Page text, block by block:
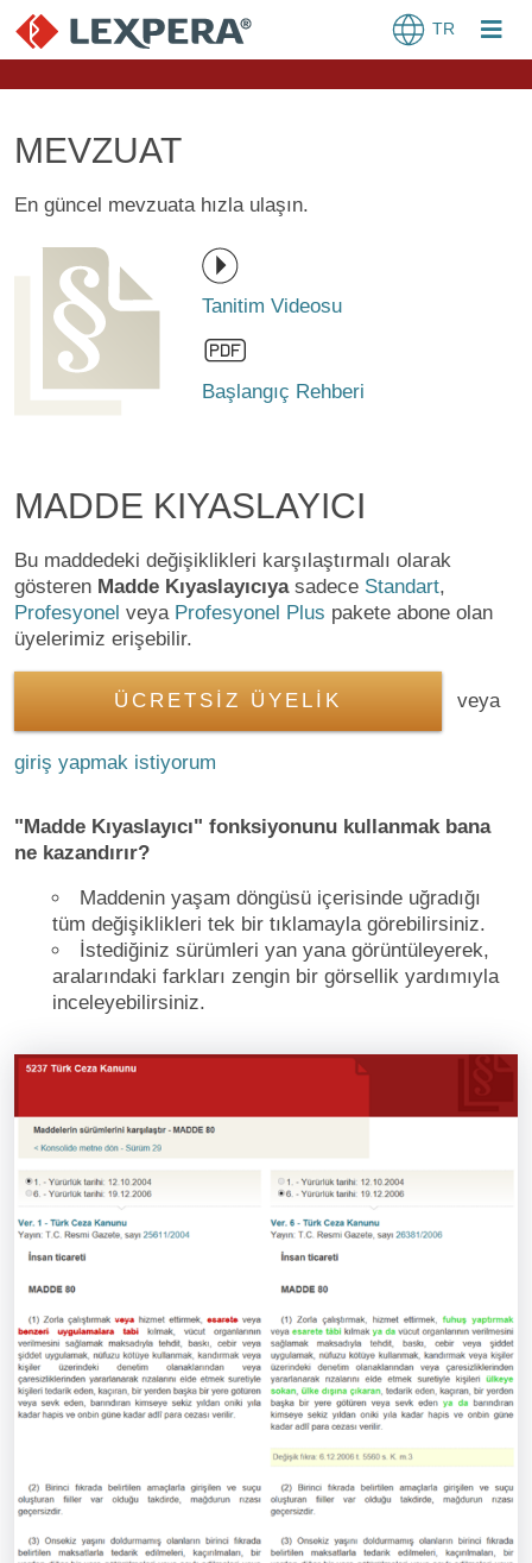
TR
MEVZUAT
En güncel mevzuata hızla ulaşın.
Tanitim Videosu
Başlangıç Rehberi
MADDE KIYASLAYICI
Bu maddedeki değişiklikleri karşılaştırmalı olarak
gösteren Madde Kıyaslayıcıyasadece Standart,
Profesyonel veya Profesyonel Plus pakete abone olan
üyelerimiz erişebilir.
ÜCRETSİZ ÜYELİK veya
giriş yapmak istiyorum
"Madde Kıyaslayıcı" fonksiyonunu kullanmak bana
ne kazandırır?
Maddenin yaşam döngüsü içerisinde uğradığı
tüm değişiklikleri tek bir tıklamayla görebilirsiniz.
İstediğiniz sürümleri yan yana görüntüleyerek,
aralarındaki farkları zengin bir görsellik yardımıyla
inceleyebilirsiniz.